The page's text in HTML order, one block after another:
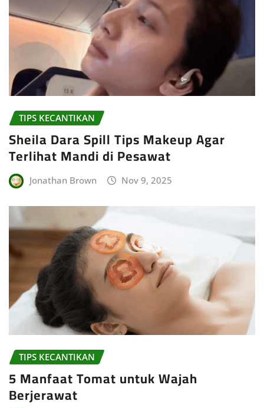
TIPS KECANTIKAN
Sheila Dara Spill Tips Makeup Agar
Terlihat Mandi di Pesawat
Jonathan Brown Nov 9, 2025
TIPS KECANTIKAN
5 Manfaat Tomat untuk Wajah
Berjerawat